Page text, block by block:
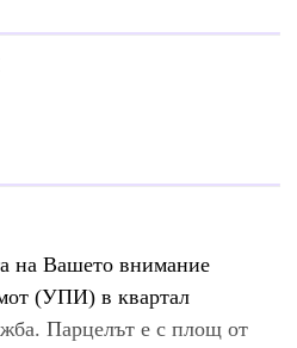
на Вашето внимание
(УПИ) в квартал
Парцелът е с площ от